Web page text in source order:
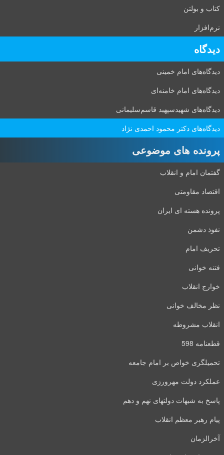
کتاب و بولتن
نرم‌افزار
دیدگاه‌
دیدگاه‌های امام خمینی
دیدگاه‌های امام خامنه‌ای
دیدگاه‌های شهید‌سپهبد قاسم‌سلیمانی
دیدگاه‌های دکتر محمود احمدی نژاد
پرونده های موضوعی
گفتمان امام و انقلاب
اقتصاد مقاومتی
پرونده هسته ای ایران
نفوذ دشمن
تحریف امام
فتنه خوانی
خوارج انقلاب
نظر مخالف خوانی
انقلاب مشروطه
قطعنامه 598
تحمیلگری خواص بر امام جامعه
عملکرد دولت مهرورزی
پاسخ به شبهات دولتهای نهم و دهم
پیام رهبر معظم انقلاب
آخرالزمان